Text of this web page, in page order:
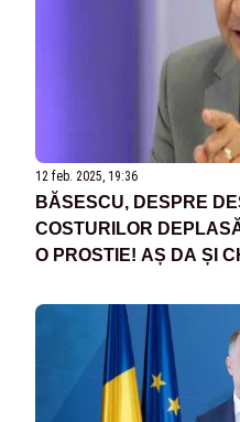
12 feb. 2025, 19:36
BĂSESCU, DESPRE
COSTURILOR
O PROSTIE! AȘ DA ȘI